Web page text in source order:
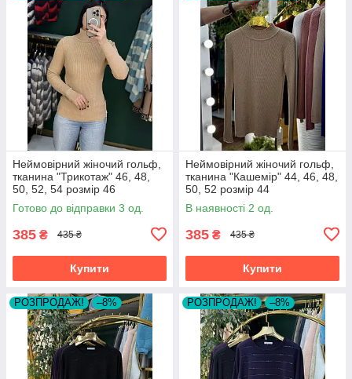
Неймовірний жіночий гольф,
тканина "Трикотаж" 46, 48,
50, 52, 54 розмір 46
Готово до відправки 3 од.
385 ₴ 435 ₴
Купити
Неймовірний жіночий гольф,
тканина "Кашемір" 44, 46, 48,
50, 52 розмір 44
В наявності 2 од.
385 ₴ 435 ₴
Купити
РОЗПРОДАЖ! –8% РОЗПРОДАЖ! –8%